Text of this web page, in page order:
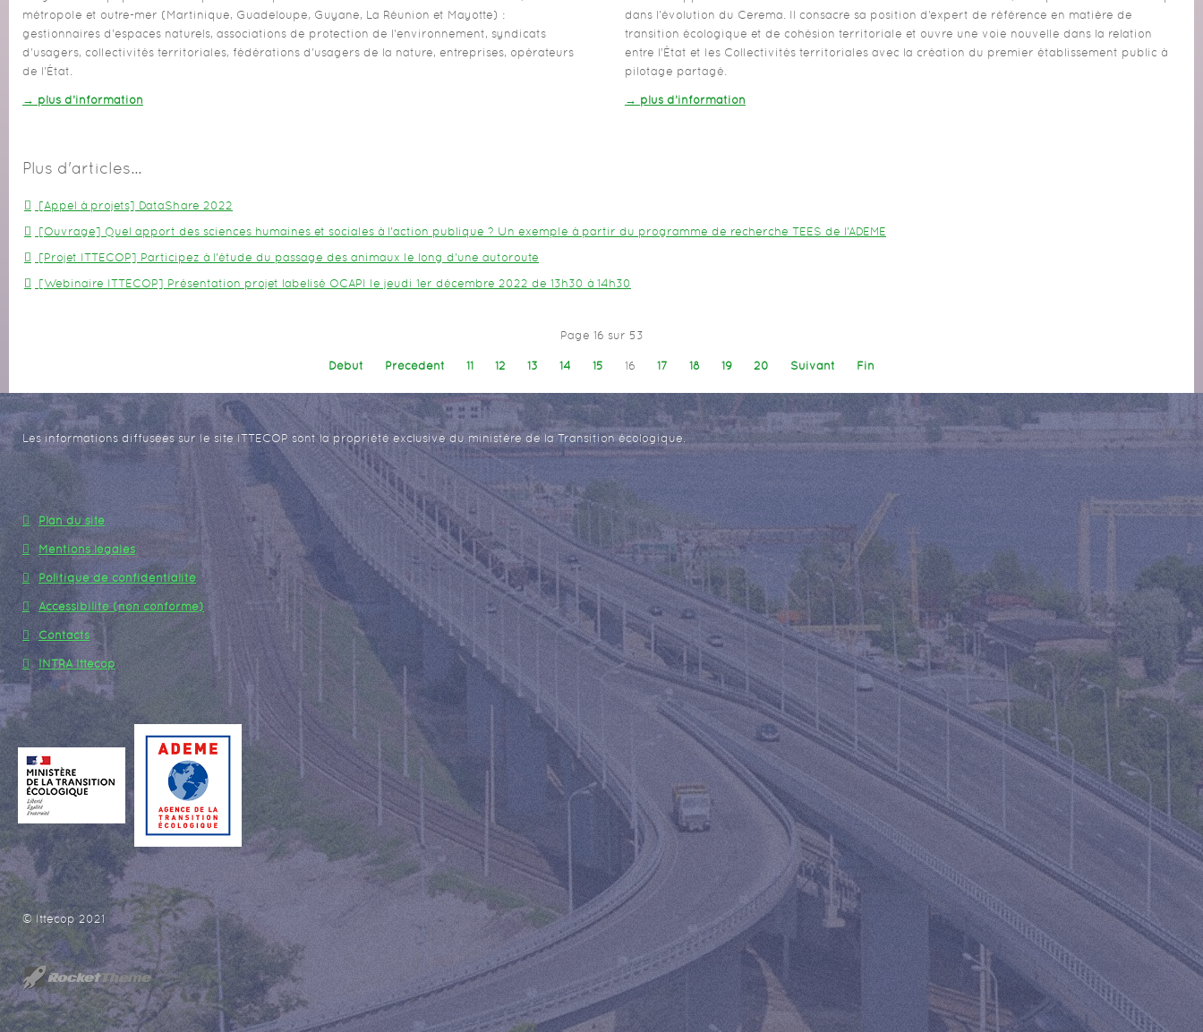
métropole et outre-mer (Martinique, Guadeloupe, Guyane, La Réunion et Mayotte) :
gestionnaires d'espaces naturels, associations de protection de l'environnement, syndicats
d'usagers, collectivités territoriales, fédérations d'usagers de la nature, entreprises, opérateurs
de l'État.
→ plus d’information
dans l'évolution du Cerema. Il consacre sa position d’expert de référence en matière de
transition écologique et de cohésion territoriale et ouvre une voie nouvelle dans la relation
entre l’État et les Collectivités territoriales avec la création du premier établissement public à
pilotage partagé.
→ plus d’information
Plus d'articles...
[Appel à projets] DataShare 2022
[Ouvrage] Quel apport des sciences humaines et sociales à l'action publique ? Un exemple à partir du programme de recherche TEES de l’ADEME
[Projet ITTECOP] Participez à l'étude du passage des animaux le long d'une autoroute
[Webinaire ITTECOP] Présentation projet labelisé OCAPI le jeudi 1er décembre 2022 de 13h30 à 14h30
Page 16 sur 53
Début Précédent 11 12 13 14 15 16 17 18 19 20 Suivant Fin
Les informations diffusées sur le site ITTECOP sont la propriété exclusive du ministère de la Transition écologique.
Plan du site
Mentions légales
Politique de confidentialité
Accessibilité (non conforme)
Contacts
INTRA Ittecop
© Ittecop 2021